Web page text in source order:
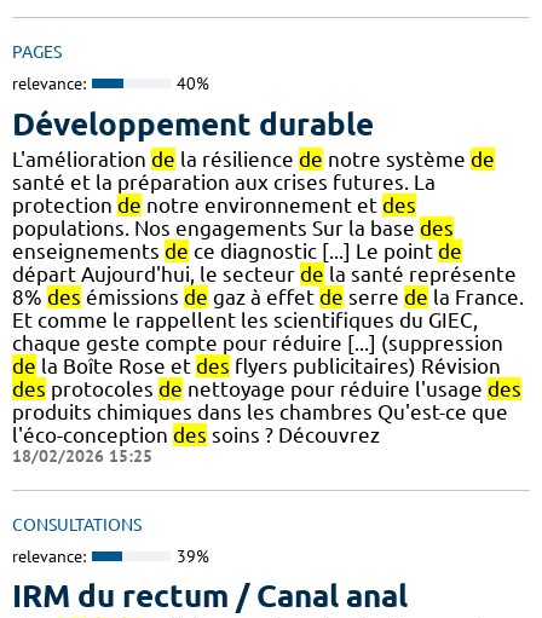
PAGES
relevance: 40%
Développement durable
L'amélioration de la résilience de notre système de
santé et la préparation aux crises futures. La
protection de notre environnement et des
populations. Nos engagements Sur la base des
enseignements de ce diagnostic [...] Le point de
départ Aujourd'hui, le secteur de la santé représente
8% des émissions de gaz à effet de serre de la France.
Et comme le rappellent les scientifiques du GIEC,
chaque geste compte pour réduire [...] (suppression
de la Boîte Rose et des flyers publicitaires) Révision
des protocoles de nettoyage pour réduire l'usage des
produits chimiques dans les chambres Qu'est-ce que
l'éco-conception des soins ? Découvrez
18/02/2026 15:25
CONSULTATIONS
relevance: 39%
IRM du rectum / Canal anal